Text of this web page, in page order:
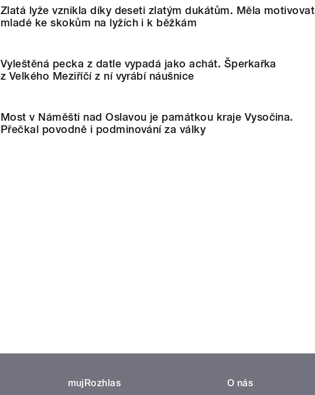
Zlatá lyže vznikla díky deseti zlatým dukátům. Měla motivovat
mladé ke skokům na lyžích i k běžkám
Vyleštěná pecka z datle vypadá jako achát. Šperkařka
z Velkého Meziříčí z ní vyrábí náušnice
Most v Náměšti nad Oslavou je památkou kraje Vysočina.
Přečkal povodně i podminování za války
mujRozhlas O nás